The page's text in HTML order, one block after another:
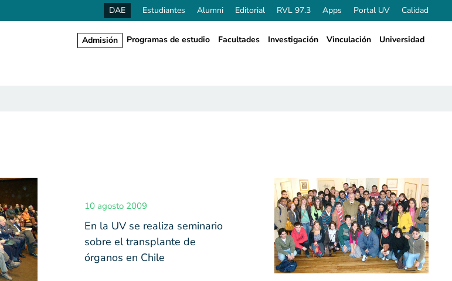
DAE Estudiantes Alumni Editorial RVL 97.3 Apps Portal UV Calidad
Admisión Programas de estudio Facultades Investigación Vinculación Universidad
10 agosto 2009
En la UV se realiza seminario
sobre el transplante de
órganos en Chile